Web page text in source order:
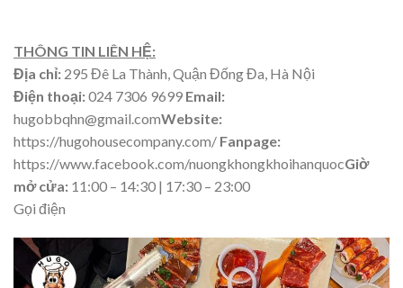
THÔNG TIN LIÊN HỆ:
Địa chỉ: 295 Đê La Thành, Quận Đống Đa, Hà Nội
Điện thoại:024 7306 9699 Email:
hugobbqhn@gmail.comWebsite:
https://hugohousecompany.com/ Fanpage:
https://www.facebook.com/nuongkhongkhoihanquocGiờ
mở cửa: 11:00 – 14:30 | 17:30 – 23:00
Gọi điện